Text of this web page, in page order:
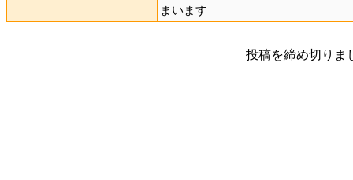
まいます
投稿を締め切りま